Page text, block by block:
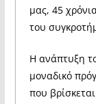
μας, 45
του
Η ανάπτυξη
μοναδικό
που